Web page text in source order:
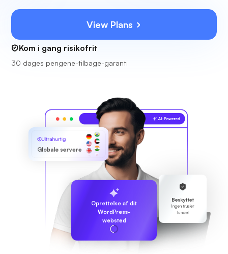
View Plans
Kom i gang risikofrit
30 dages pengene-tilbage-garanti
Beskyttet
Ingen trusler
fundet
Ultrahurtig
Globale servere
Oprettelse af dit
WordPress-
websted